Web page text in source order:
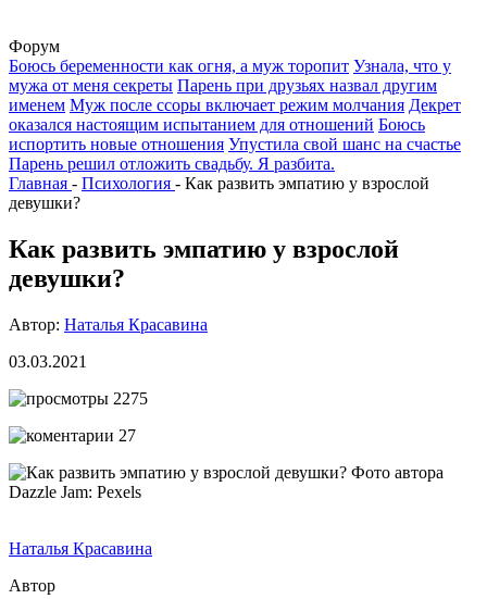
Форум
Боюсь беременности как огня, а муж торопит Узнала, что у
мужа от меня секреты Парень при друзьях назвал другим
именем Муж после ссоры включает режим молчания Декрет
оказался настоящим испытанием для отношений Боюсь
испортить новые отношения Упустила свой шанс на счастье
Парень решил отложить свадьбу. Я разбита.
Главная - Психология - Как развить эмпатию у взрослой
девушки?
Как развить эмпатию у взрослой
девушки?
Автор: Наталья Красавина
03.03.2021
2275
27
Фото автора
Dazzle Jam: Pexels
Наталья Красавина
Автор